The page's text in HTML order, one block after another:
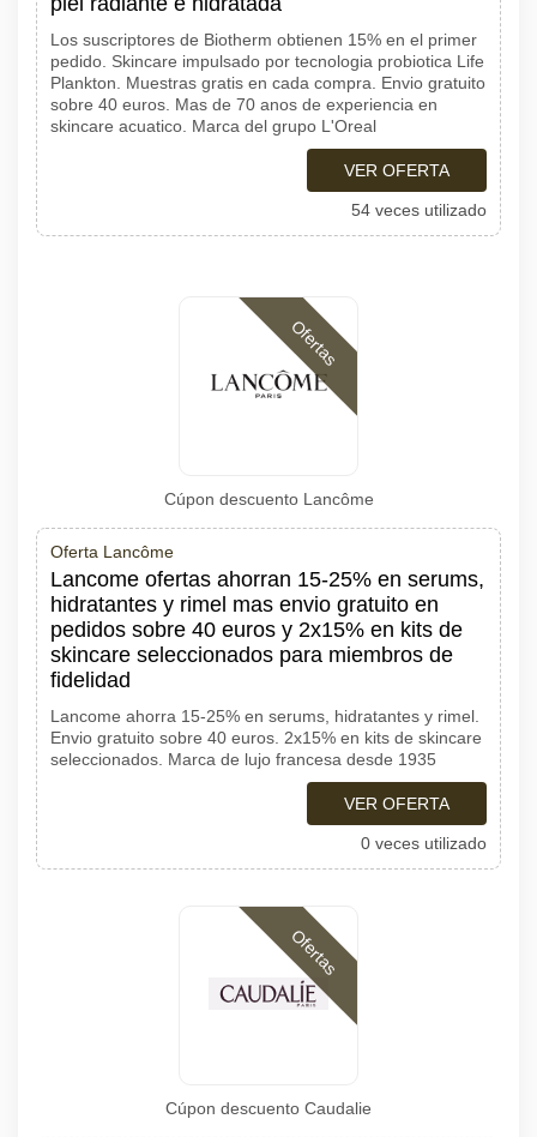
Los suscriptores de Biotherm obtienen 15% en el primer
pedido. Skincare impulsado por tecnologia probiotica Life
Plankton. Muestras gratis en cada compra. Envio gratuito
sobre 40 euros. Mas de 70 anos de experiencia en
skincare acuatico. Marca del grupo L'Oreal
VER OFERTA
54 veces utilizado
Ofertas
Cúpon descuento Lancôme
Oferta Lancôme
Lancome ofertas ahorran 15-25% en serums,
hidratantes y rimel mas envio gratuito en
pedidos sobre 40 euros y 2x15% en kits de
skincare seleccionados para miembros de
fidelidad
Lancome ahorra 15-25% en serums, hidratantes y rimel.
Envio gratuito sobre 40 euros. 2x15% en kits de skincare
seleccionados. Marca de lujo francesa desde 1935
VER OFERTA
0 veces utilizado
Ofertas
Cúpon descuento Caudalie